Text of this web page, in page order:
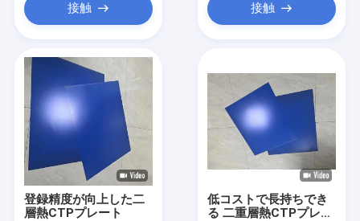
接触 接触
登録精度が向上した二
層熱CTPプレート
低コストで長持ちでき
る 二重層熱CTPプレー